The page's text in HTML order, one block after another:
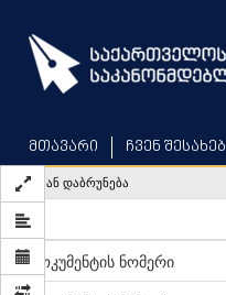
main
content
მთავარი ჩვენ შესახებ
უკან დაბრუნება
დოკუმენტის ნომერი